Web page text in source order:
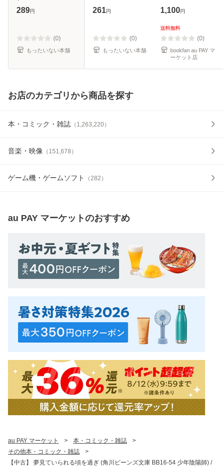
BB16-54 少年陰陽
【メール便送料無
料】
289円
(0)
もったいない本舗
[文庫]【メール便送
261円
(0)
もったいない本舗
1,100円
送料無料
(0)
bookfan au PAY マ
ーケット店
お店のカテゴリから商品を探す
本・コミック・雑誌 （ 1,263,220）
音楽・映像 （ 151,678 ）
ゲーム機・ゲームソフト （282 ）
au PAY マーケットのおすすめ
au PAY マーケット > 本・コミック・雑誌
>
その他本・コミック・雑誌
>
【中古】 夢見ていられる頃を過ぎ (角川ビーンズ文庫 BB16-54 少年陰陽師) /